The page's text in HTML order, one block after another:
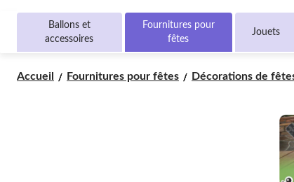
Lethbridge,
AB
Party
courament
Ballons et
accessoires
Fournitures pour
fêtes
Jouets
Accueil Fournitures pour fêtes Décorations de